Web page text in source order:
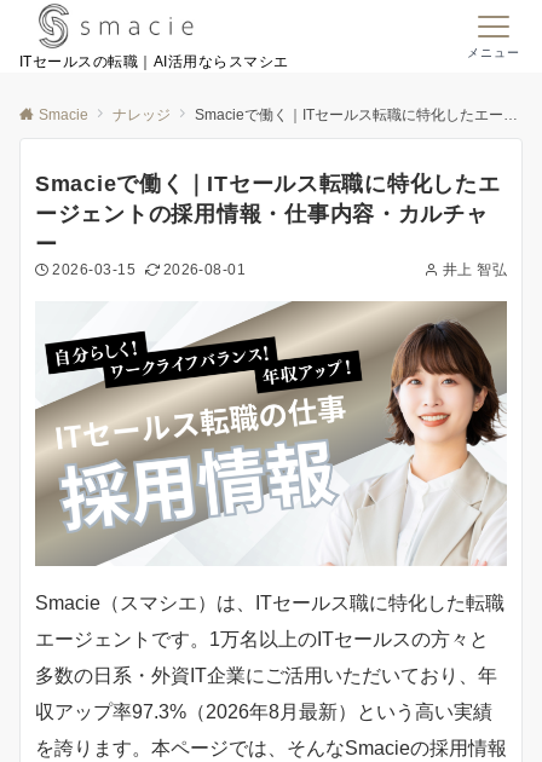
ITセールスの転職｜AI活用ならスマシエ
メニュー
Smacie ナレッジ Smacieで働く｜ITセールス転職に特化したエージェントの採用情報・仕事内容・カルチャー
Smacieで働く｜ITセールス転職に特化したエ
ージェントの採用情報・仕事内容・カルチャ
ー
2026-03-15 2026-08-01 井上 智弘
Smacie（スマシエ）は、ITセールス職に特化した転職
エージェントです。1万名以上のITセールスの方々と
多数の日系・外資IT企業にご活用いただいており、年
収アップ率97.3%（2026年8月最新）という高い実績
を誇ります。本ページでは、そんなSmacieの採用情報